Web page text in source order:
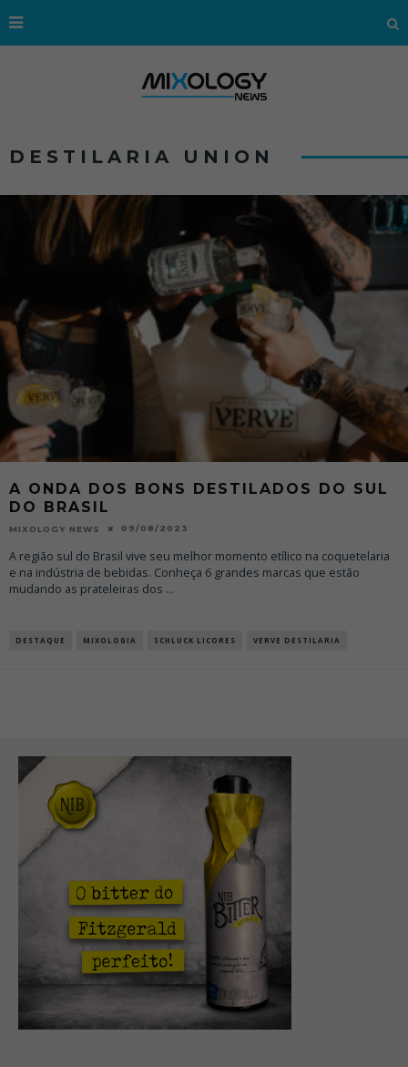
DESTILARIA UNION
A ONDA DOS BONS DESTILADOS DO SUL
DO BRASIL
MIXOLOGY NEWS 09/08/2023
A região sul do Brasil vive seu melhor momento etílico na coquetelaria
e na indústria de bebidas. Conheça 6 grandes marcas que estão
mudando as prateleiras dos ...
DESTAQUE MIXOLOGIA SCHLUCK LICORES VERVE DESTILARIA